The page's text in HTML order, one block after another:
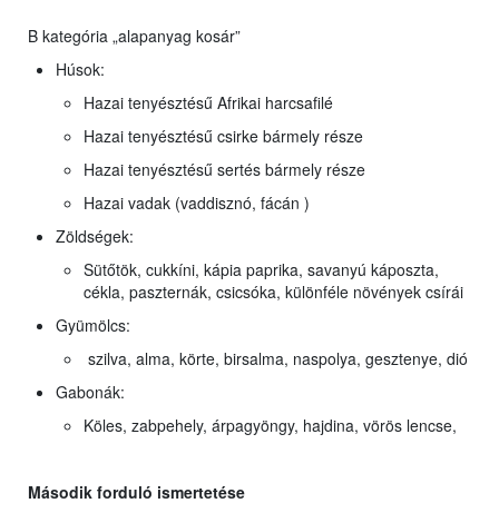
B kategória „alapanyag kosár”
Húsok:
Hazai tenyésztésű Afrikai harcsafilé
Hazai tenyésztésű csirke bármely része
Hazai tenyésztésű sertés bármely része
Hazai vadak (vaddisznó, fácán )
Zöldségek:
Sütőtök, cukkíni, kápia paprika, savanyú káposzta,
cékla, paszternák, csicsóka, különféle növények csírái
Gyümölcs:
szilva, alma, körte, birsalma, naspolya, gesztenye, dió
Gabonák:
Köles, zabpehely, árpagyöngy, hajdina, vörös lencse,
Második forduló ismertetése